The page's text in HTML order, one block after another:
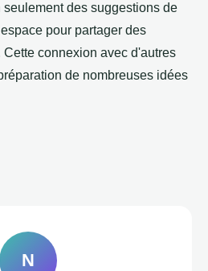
des suggestions de
pour partager des
Cette connexion avec d'autres
de nombreuses idées
N